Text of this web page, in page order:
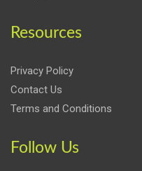
Resources
Privacy Policy
Contact Us
Terms and Conditions
Follow Us